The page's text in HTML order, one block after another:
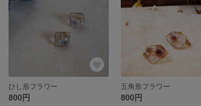
ひし形フラワー
800円
五角形フラワー
800円